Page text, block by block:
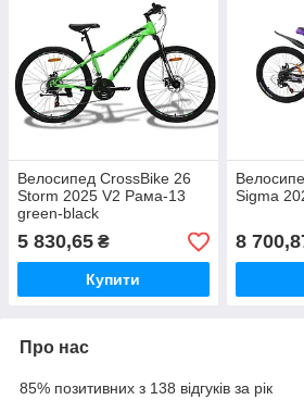
Велосипед CrossBike 26
Storm 2025 V2 Рама-13
green-black
5 830,65 ₴
Купити
Sigma
8
Про нас
85% позитивних з 138 відгуків за рік